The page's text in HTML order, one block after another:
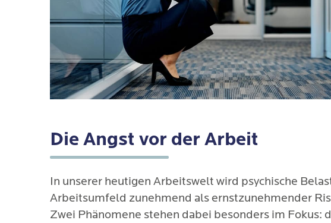
Die Angst vor der Arbeit
In unserer heutigen Arbeitswelt wird psychische
Arbeitsumfeld zunehmend als ernstzunehmender
Zwei Phänomene stehen dabei besonders im Fokus: